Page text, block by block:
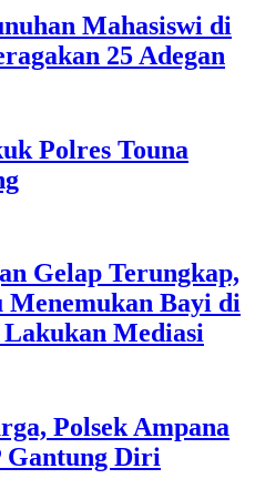
Mahasiswi di
25 Adegan
Polres Touna
Gelap Terungkap,
Menemukan Bayi di
Mediasi
Polsek Ampana
Gantung Diri